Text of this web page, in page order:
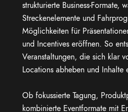
strukturierte Business-Formate,
Streckenelemente und
Möglichkeiten für
und Incentives eröffnen. So
Veranstaltungen, die sich klar
Locations abheben und Inhalte
Ob fokussierte Tagung,
kombinierte Eventformate mit